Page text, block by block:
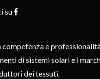
su
competenza e
di sistemi solari e i
dei tessuti.